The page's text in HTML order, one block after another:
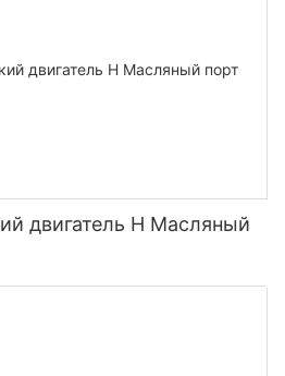
двигатель H Масляный